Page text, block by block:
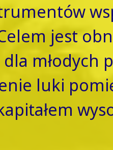
jest
młodych
luki